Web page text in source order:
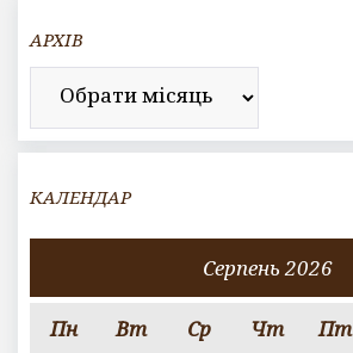
АРХІВ
Архів
КАЛЕНДАР
Серпень 2026
Пн Вт Ср Чт Пт